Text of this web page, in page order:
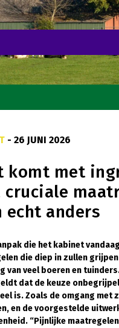
- 26 JUNI 2026
komt met
cruciale
echt anders
die het kabinet vandaag
die diep in zullen
van veel boeren en
dat de keuze
is. Zoals de omgang met
en de voorgestelde
“Pijnlijke